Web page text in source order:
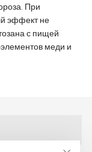
При
эффект не
с пищей
меди и